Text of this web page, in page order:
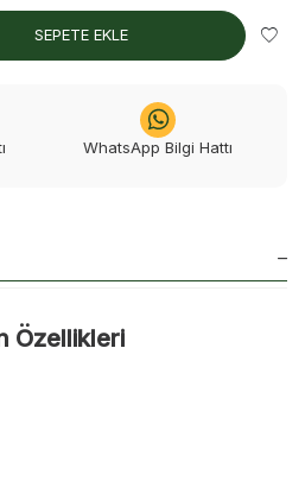
SEPETE EKLE
WhatsApp Bilgi Hattı
Özellikleri